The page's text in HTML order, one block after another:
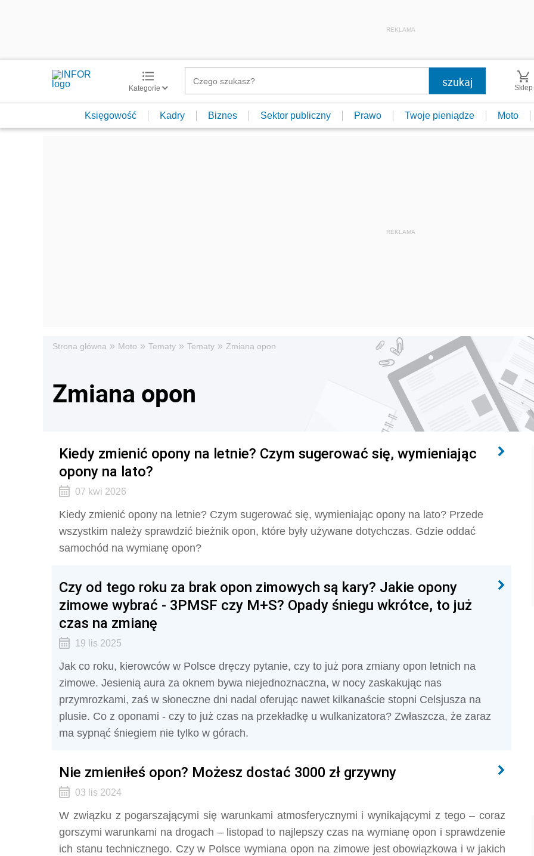
REKLAMA
Kategorie Sklep
Księgowość Kadry Biznes Sektor publiczny Prawo Twoje pieniądze Moto
Strona główna » Moto » Tematy » Tematy » Zmiana opon
Zmiana opon
Kiedy zmienić opony na letnie? Czym sugerować się, wymieniając
opony na lato?
07 kwi 2026
Kiedy zmienić opony na letnie? Czym sugerować się, wymieniając opony na lato? Przede
wszystkim należy sprawdzić bieżnik opon, które były używane dotychczas. Gdzie oddać
samochód na wymianę opon?
Czy od tego roku za brak opon zimowych są kary? Jakie opony
zimowe wybrać - 3PMSF czy M+S? Opady śniegu wkrótce, to już
czas na zmianę
19 lis 2025
Jak co roku, kierowców w Polsce dręczy pytanie, czy to już pora zmiany opon letnich na
zimowe. Jesienią aura za oknem bywa niejednoznaczna, w nocy zaskakując nas
przymrozkami, zaś w słoneczne dni nadal oferując nawet kilkanaście stopni Celsjusza na
plusie. Co z oponami - czy to już czas na przekładkę u wulkanizatora? Zwłaszcza, że zaraz
ma sypnąć śniegiem nie tylko w górach.
Nie zmieniłeś opon? Możesz dostać 3000 zł grzywny
03 lis 2024
W związku z pogarszającymi się warunkami atmosferycznymi i wynikającymi z tego – coraz
gorszymi warunkami na drogach – listopad to najlepszy czas na wymianę opon i sprawdzenie
ich stanu technicznego. Czy w Polsce wymiana opon na zimowe jest obowiązkowa i w jakich